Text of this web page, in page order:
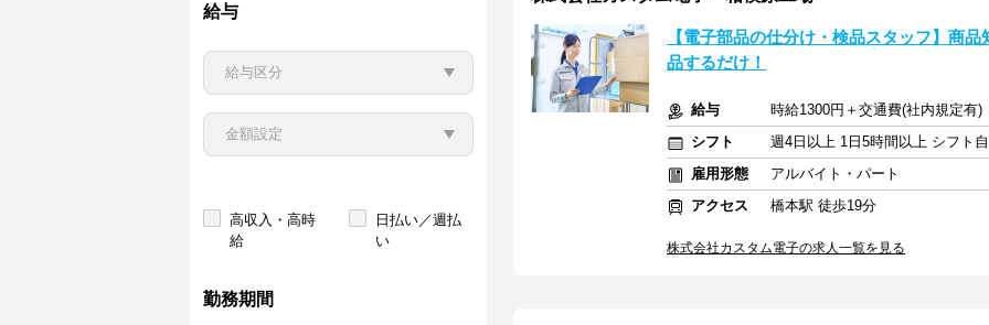
給与
高収入・高時
給
日払い／週払
い
勤務期間
【電子部品の仕分け・検品スタッフ】商
品するだけ！
給与
時給1300円＋交通費(社内規定有)
シフト
週4日以上 1日5時間以上 シフト
雇用形態
アルバイト・パート
アクセス
橋本駅 徒歩19分
株式会社カスタム電子の求人一覧を見る